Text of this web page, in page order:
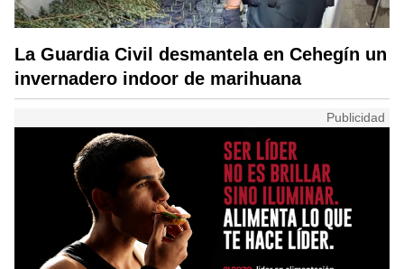
La Guardia Civil desmantela en Cehegín un
invernadero indoor de marihuana